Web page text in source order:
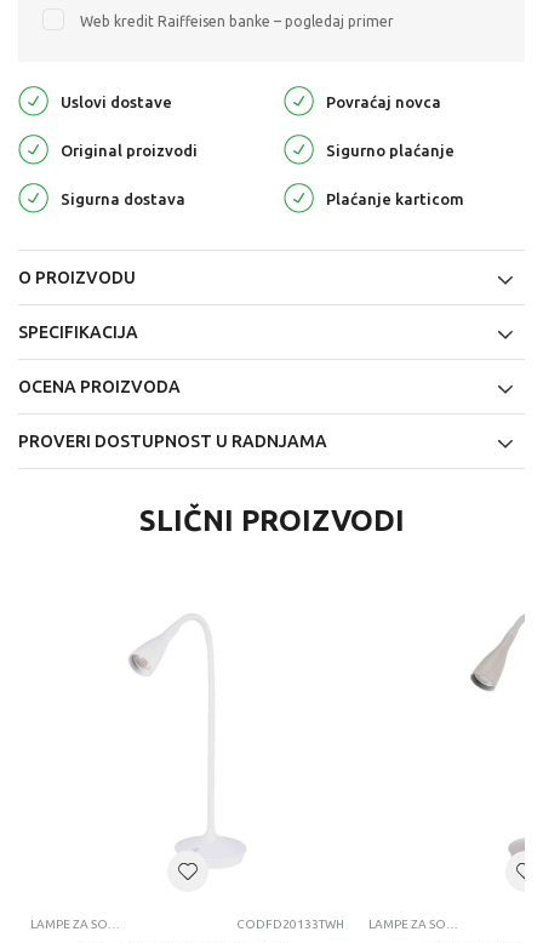
Web kredit Raiffeisen banke – pogledaj primer
Uslovi dostave Povraćaj novca
Original proizvodi Sigurno plaćanje
Sigurna dostava Plaćanje karticom
O PROIZVODU
SPECIFIKACIJA
OCENA PROIZVODA
PROVERI DOSTUPNOST U RADNJAMA
SLIČNI PROIZVODI
LAMPE ZA SOBU CODFD20133TWH LAMPE ZA SOBU